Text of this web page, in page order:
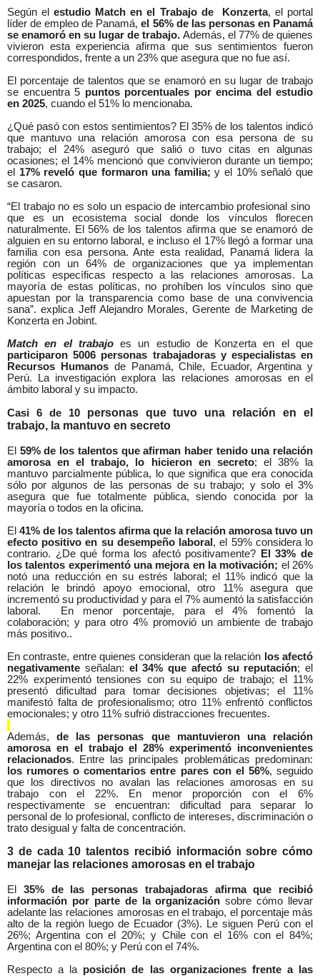
Según elestudio Match en el Trabajo de Konzerta, el portal
líder de empleo de Panamá,el 56% de las personas en Panamá
se enamoró en su lugar de trabajo. Además, el 77% de quienes
vivieron esta experiencia afirma que sus sentimientos fueron
correspondidos, frente a un 23% que asegura que no fue así.
El porcentaje de talentos que se enamoró en su lugar de trabajo
se encuentra 5 puntos porcentuales por encima del estudio
en 2025, cuando el 51% lo mencionaba.
¿Qué pasó con estos sentimientos? El 35% de los talentos indicó
que mantuvo una relación amorosa con esa persona de su
trabajo; el 24% aseguró que salió o tuvo citas en algunas
ocasiones; el 14% mencionó que convivieron durante un tiempo;
el 17% reveló que formaron una familia;y el 10% señaló que
se casaron.
“El trabajo no es solo un espacio de intercambio profesional sino
que es un ecosistema social donde los vínculos florecen
naturalmente. El 56% de los talentos afirma que se enamoró de
alguien en su entorno laboral, e incluso el 17% llegó a formar una
familia con esa persona. Ante esta realidad, Panamá lidera la
región con un 64% de organizaciones que ya implementan
políticas específicas respecto a las relaciones amorosas. La
mayoría de estas políticas, no prohíben los vínculos sino que
apuestan por la transparencia como base de una convivencia
sana”. explica Jeff Alejandro Morales, Gerente de Marketing de
Konzerta en Jobint.
Match en el trabajo es un estudio de Konzerta en el que
participaron 5006 personas trabajadoras y especialistas en
Recursos Humanos de Panamá, Chile, Ecuador, Argentina y
Perú. La investigación explora las relaciones amorosas en el
ámbito laboral y su impacto.
Casi 6 de 10personas que tuvo una relación en el
trabajo, la mantuvo en secreto
El 59% de los talentos que afirman haber tenido una relación
amorosa en el trabajo, lo hicieron en secreto; el 38% la
mantuvo parcialmente pública, lo que significa que era conocida
sólo por algunos de las personas de su trabajo; y solo el 3%
asegura que fue totalmente pública, siendo conocida por la
mayoría o todos en la oficina.
El 41% de los talentos afirma que la relación amorosa tuvo un
efecto positivo en su desempeño laboral , el 59% considera lo
contrario. ¿De qué forma los afectó positivamente? El 33% de
los talentos experimentó una mejora en la motivación; el 26%
notó una reducción en su estrés laboral; el 11% indicó que la
relación le brindó apoyo emocional, otro 11% asegura que
incrementó su productividad y para el 7% aumentó la satisfacción
laboral.
En menor porcentaje, para el 4% fomentó la
colaboración; y para otro 4% promovió un ambiente de trabajo
más positivo..
En contraste, entre quienes consideran que la relación los afectó
negativamente señalan: el 34% que afectó su reputación; el
22% experimentó tensiones con su equipo de trabajo; el 11%
presentó dificultad para tomar decisiones objetivas; el 11%
manifestó falta de profesionalismo; otro 11% enfrentó conflictos
emocionales; y otro 11% sufrió distracciones frecuentes.
Además,de las personas que mantuvieron una relación
amorosa en el trabajo el 28% experimentó inconvenientes
relacionados. Entre las principales problemáticas predominan:
los rumores o comentarios entre pares con el 56%, seguido
que los directivos no avalan las relaciones amorosas en su
trabajo con el 22%. En menor proporción con el 6%
respectivamente se encuentran: dificultad para separar lo
personal de lo profesional, conflicto de intereses, discriminación o
trato desigual y falta de concentración.
3 de cada 10 talentos recibió información sobre cómo
manejar las relaciones amorosas en el trabajo
El 35% de las personas trabajadoras afirma que recibió
información por parte de la organizaciónsobre cómo llevar
adelante las relaciones amorosas en el trabajo, el porcentaje más
alto de la región luego de Ecuador (3%). Le siguen Perú con el
26%; Argentina con el 20%; y Chile con el 16% con el 84%;
Argentina con el 80%; y Perú con el 74%.
Respecto a la posición de las organizaciones frente a las